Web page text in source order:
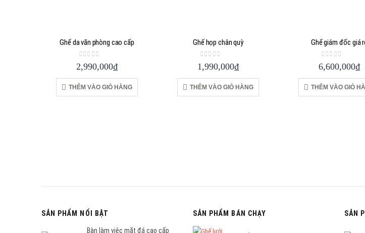
Ghế da văn phòng cao cấp
0 out of 5
2,990,000₫
THÊM VÀO GIỎ HÀNG
Ghế họp chân quỳ
0 out of 5
1,990,000₫
THÊM VÀO GIỎ HÀNG
Ghế giám đốc giá
0 out of 5
6,600,000₫
THÊM VÀO GIỎ
SẢN PHẨM NỔI BẬT
Bàn làm việc mặt đá cao cấp
SẢN PHẨM BÁN CHẠY SẢN